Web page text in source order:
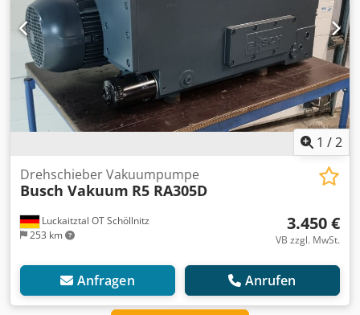
1 /2
Luckaitztal OT Schöllnitz
253 km
Drehschieber Vakuumpumpe
Busch Vakuum R5 RA305D
3.450 €
VB zzgl. MwSt.
Anfragen Anrufen